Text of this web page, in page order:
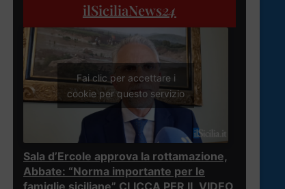
ilSiciliaNews24
Fai clic per accettare i
cookie per questo servizio
Sala d’Ercole approva la rottamazione,
Abbate: “Norma importante per le